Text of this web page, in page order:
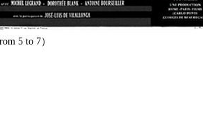
5 to 7）